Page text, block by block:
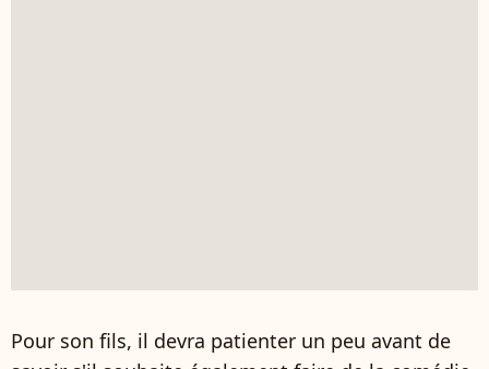
Pour son fils, il devra patienter un peu avant de